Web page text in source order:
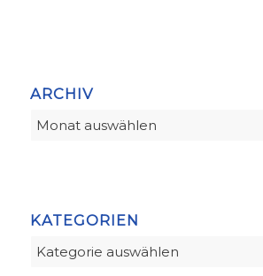
ARCHIV
KATEGORIEN
Kategorien